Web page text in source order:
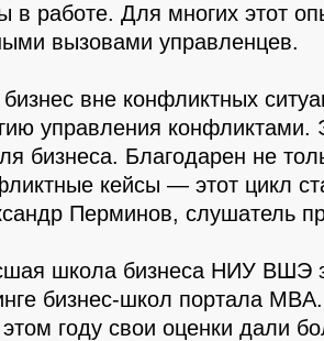
в работе. Для многих этот
вызовами управленцев.
бизнес вне конфликтных
управления
бизнеса. Благодарен не
кейсы — этот цикл
Перминов, слушатель
школа бизнеса НИУ ВШЭ
бизнес-школ портала
году свои оценки дали